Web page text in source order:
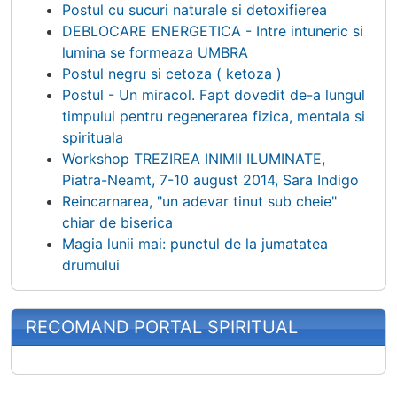
Postul cu sucuri naturale si detoxifierea
DEBLOCARE ENERGETICA - Intre intuneric si
lumina se formeaza UMBRA
Postul negru si cetoza ( ketoza )
Postul - Un miracol. Fapt dovedit de-a lungul
timpului pentru regenerarea fizica, mentala si
spirituala
Workshop TREZIREA INIMII ILUMINATE,
Piatra-Neamt, 7-10 august 2014, Sara Indigo
Reincarnarea, "un adevar tinut sub cheie"
chiar de biserica
Magia lunii mai: punctul de la jumatatea
drumului
RECOMAND PORTAL SPIRITUAL